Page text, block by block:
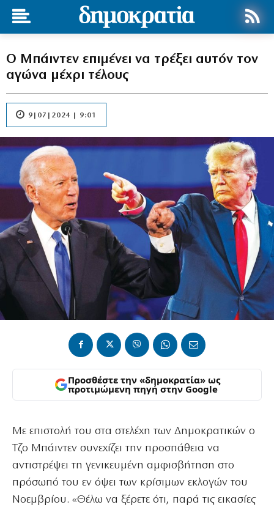
Ο Μπάιντεν επιμένει να τρέξει αυτόν τον
αγώνα μέχρι τέλους
9|07|2024 | 9:01
Προσθέστε την «δημοκρατία» ως
προτιμώμενη πηγή στην Google
Με επιστολή του στα στελέχη των Δημοκρατικών ο
Τζο Μπάιντεν συνεχίζει την προσπάθεια να
αντιστρέψει τη γενικευμένη αμφισβήτηση στο
πρόσωπό του εν όψει των κρίσιμων εκλογών του
Νοεμβρίου. «Θέλω να ξέρετε ότι, παρά τις εικασίες